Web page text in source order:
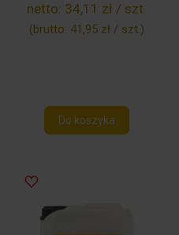
netto: 34,11 zł / szt.
(brutto: 41,95 zł / szt.)
Do koszyka